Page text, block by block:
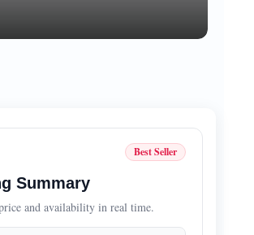
Best Seller
Summary
and availability in real time.